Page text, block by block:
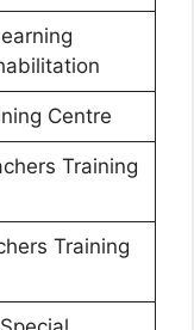
Centre
Training
Training